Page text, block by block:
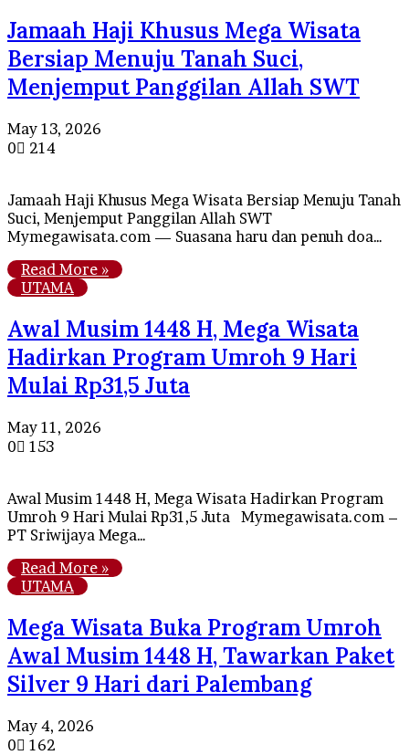
Jamaah Haji Khusus Mega Wisata
Bersiap Menuju Tanah Suci,
Menjemput Panggilan Allah SWT
May 13, 2026
0
214
Jamaah Haji Khusus Mega Wisata Bersiap Menuju Tanah
Suci, Menjemput Panggilan Allah SWT
Mymegawisata.com — Suasana haru dan penuh doa…
Read More »
UTAMA
Awal Musim 1448 H, Mega Wisata
Hadirkan Program Umroh 9 Hari
Mulai Rp31,5 Juta
May 11, 2026
0
153
Awal Musim 1448 H, Mega Wisata Hadirkan Program
Umroh 9 Hari Mulai Rp31,5 Juta Mymegawisata.com –
PT Sriwijaya Mega…
Read More »
UTAMA
Mega Wisata Buka Program Umroh
Awal Musim 1448 H, Tawarkan Paket
Silver 9 Hari dari Palembang
May 4, 2026
0
162